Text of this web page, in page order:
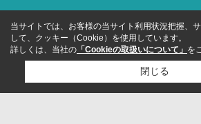
当サイトでは、お客様の当サイト利用状況把握、
して、クッキー（Cookie）を使用しています。
詳しくは、当社の 「Cookieの取扱いについて」 を
閉じる